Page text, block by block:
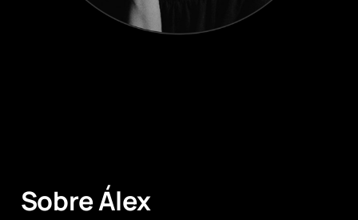
Sobre Álex